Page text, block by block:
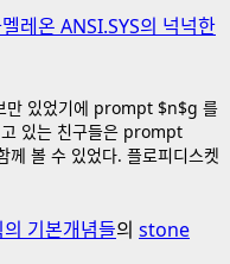
레온 ANSI.SYS의 넉넉한
만 있었기에 prompt $n$g 를
있는 친구들은 prompt
볼 수 있었다. 플로피디스켓
기본개념들의 stone